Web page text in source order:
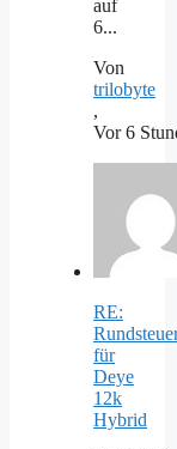
auf
6...
Von
trilobyte
,
Vor 6
RE:
für
Deye
12k
Hybrid